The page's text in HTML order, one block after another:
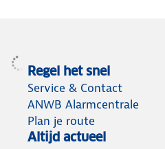
Regel het snel
Service & Contact
ANWB Alarmcentrale
Plan je route
Altijd actueel